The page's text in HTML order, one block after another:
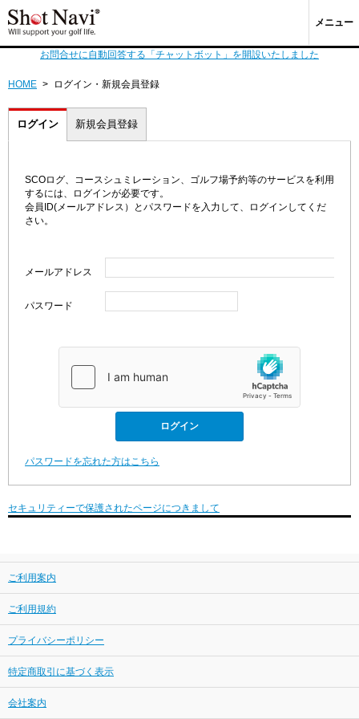
メニュー
お問合せに自動回答する「チャットボット」を開設いたしました
HOME > ログイン・新規会員登録
ログイン 新規会員登録
SCOログ、コースシュミレーション、ゴルフ場予約等のサービスを利用
するには、ログインが必要です。
会員ID(メールアドレス）とパスワードを入力して、ログインしてくだ
さい。
メールアドレス
パスワード
パスワードを忘れた方はこちら
セキュリティーで保護されたページにつきまして
ご利用案内
ご利用規約
プライバシーポリシー
特定商取引に基づく表示
会社案内